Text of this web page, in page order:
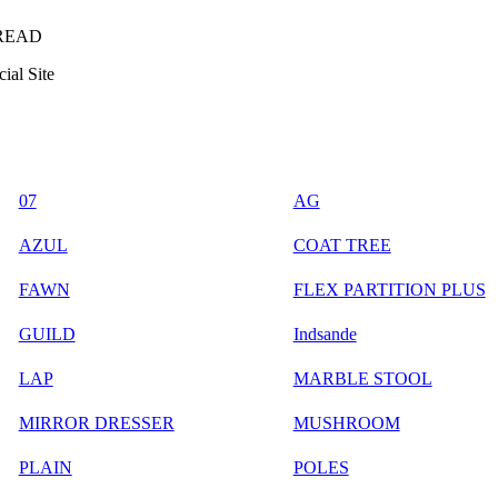
Site
07 AG
AZUL COAT TREE
FAWN FLEX PARTITION PLUS
GUILD Indsande
LAP MARBLE STOOL
MIRROR DRESSER MUSHROOM
PLAIN POLES